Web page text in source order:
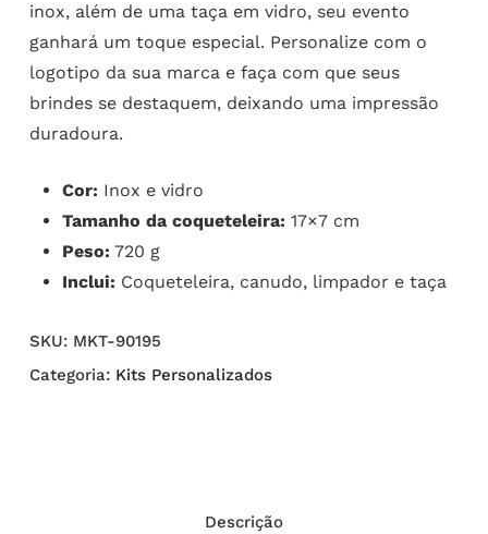
inox, além de uma taça em vidro, seu evento
ganhará um toque especial. Personalize com o
logotipo da sua marca e faça com que seus
brindes se destaquem, deixando uma impressão
duradoura.
Cor: Inox e vidro
Tamanho da coqueteleira: 17×7 cm
Peso: 720 g
Inclui: Coqueteleira, canudo, limpador e taça
SKU: MKT-90195
Categoria: Kits Personalizados
Descrição